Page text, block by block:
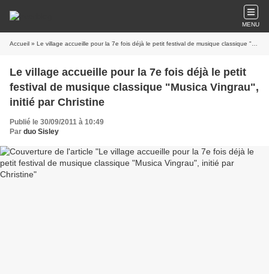
MENU
Accueil » Le village accueille pour la 7e fois déjà le petit festival de musique classique "Musica Vingrau", initié par Christine
Le village accueille pour la 7e fois déjà le petit
festival de musique classique "Musica Vingrau",
initié par Christine
Publié le 30/09/2011 à 10:49
Par duo Sisley